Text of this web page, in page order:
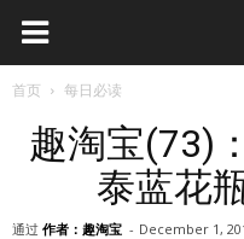
首页 每日必读
趣淘宝(73)
泰蓝花
通过 作者：趣淘宝 - December 1,